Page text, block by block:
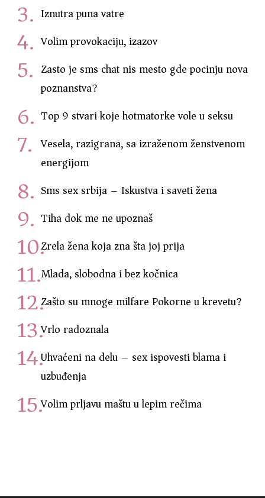
Iznutra puna vatre
Volim provokaciju, izazov
Zasto je sms chat nis mesto gde pocinju nova
poznanstva?
Top 9 stvari koje hotmatorke vole u seksu
Vesela, razigrana, sa izraženom ženstvenom
energijom
Sms sex srbija – Iskustva i saveti žena
Tiha dok me ne upoznaš
Zrela žena koja zna šta joj prija
Mlada, slobodna i bez kočnica
Zašto su mnoge milfare Pokorne u krevetu?
Vrlo radoznala
Uhvaćeni na delu – sex ispovesti blama i
uzbuđenja
Volim prljavu maštu u lepim rečima